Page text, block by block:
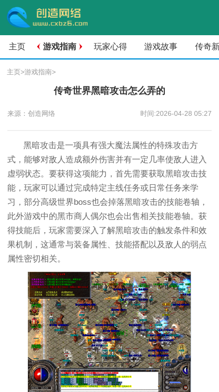
主页 游戏指南 玩家心得 游戏故事 传奇
主页>游戏指南>
传奇世界黑暗攻击怎么弄的
来源：创造网络 时间:2026-04-28 05:27
黑暗攻击是一项具有强大魔法属性的特殊攻击方
式，能够对敌人造成额外伤害并有一定几率使敌人进入
虚弱状态。要获得这项能力，首先需要获取黑暗攻击技
能，玩家可以通过完成特定主线任务或日常任务来学
习，部分高级世界boss也会掉落黑暗攻击的技能卷轴，
此外游戏中的黑市商人偶尔也会出售相关技能卷轴。获
得技能后，玩家需要深入了解黑暗攻击的触发条件和效
果机制，这通常与装备属性、技能搭配以及敌人的弱点
属性密切相关。